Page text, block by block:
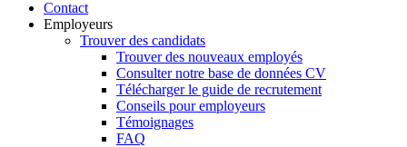
Contact
Employeurs
Trouver des candidats
Trouver des nouveaux employés
Consulter notre base de données CV
Télécharger le guide de recrutement
Conseils pour employeurs
Témoignages
FAQ